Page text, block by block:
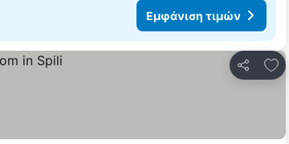
Εμφάνιση τιμών